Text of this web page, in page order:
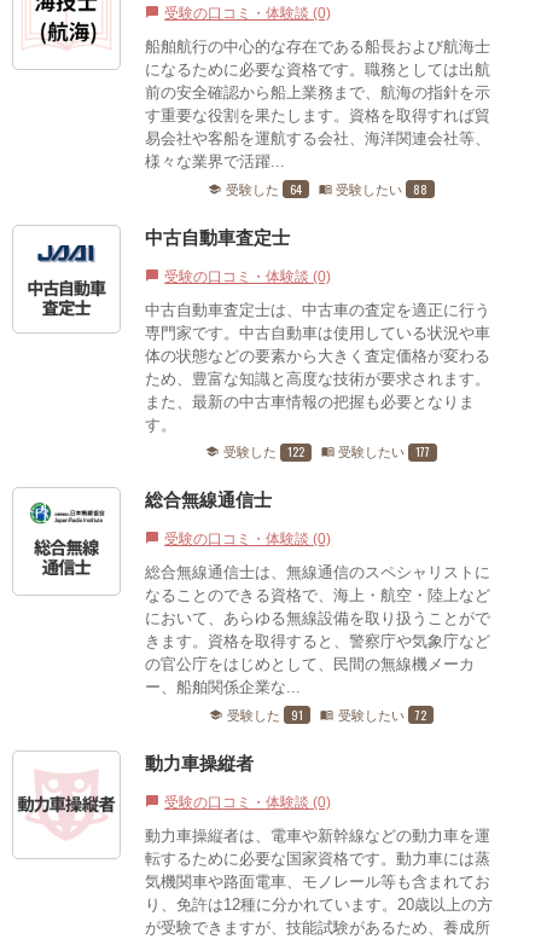
chat_bubble 受験の口コミ・体験談 (0)
船舶航行の中心的な存在である船長および航海士
になるために必要な資格です。職務としては出航
前の安全確認から船上業務まで、航海の指針を示
す重要な役割を果たします。資格を取得すれば貿
易会社や客船を運航する会社、海洋関連会社等、
様々な業界で活躍...
school 受験した 64 menu_book 受験したい 88
中古自動車査定士
chat_bubble 受験の口コミ・体験談 (0)
中古自動車査定士は、中古車の査定を適正に行う
専門家です。中古自動車は使用している状況や車
体の状態などの要素から大きく査定価格が変わる
ため、豊富な知識と高度な技術が要求されます。
また、最新の中古車情報の把握も必要となりま
す。
school 受験した 122 menu_book 受験したい 177
総合無線通信士
chat_bubble 受験の口コミ・体験談 (0)
総合無線通信士は、無線通信のスペシャリストに
なることのできる資格で、海上・航空・陸上など
において、あらゆる無線設備を取り扱うことがで
きます。資格を取得すると、警察庁や気象庁など
の官公庁をはじめとして、民間の無線機メーカ
ー、船舶関係企業な...
school 受験した 91 menu_book 受験したい 72
動力車操縦者
chat_bubble 受験の口コミ・体験談 (0)
動力車操縦者は、電車や新幹線などの動力車を運
転するために必要な国家資格です。動力車には蒸
気機関車や路面電車、モノレール等も含まれてお
り、免許は12種に分かれています。20歳以上の方
が受験できますが、技能試験があるため、養成所